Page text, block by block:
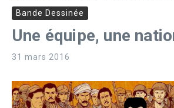
Bande Dessinée
Une équipe, une
31 mars 2016